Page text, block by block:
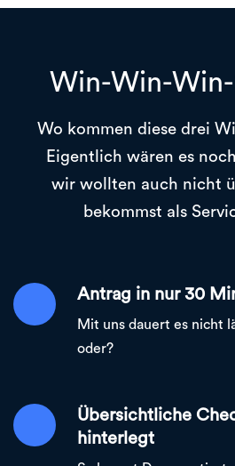
Win-Win-
Wo kommen diese drei
Eigentlich wären es
wir wollten auch nicht
bekommst als
Antrag in nur 30
Mit uns dauert es nicht
oder?
Übersichtliche
hinterlegt